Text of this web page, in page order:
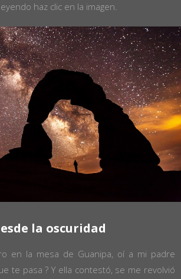
haz clic en la imagen.
la oscuridad
en la mesa de Guanipa, oí a mi padre
te pasa ? Y ella contestó, se me revolvió